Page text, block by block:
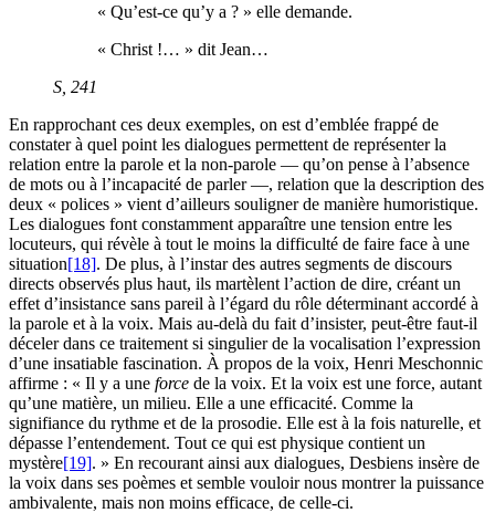
« Qu’est-ce qu’y a ? » elle demande.
« Christ !… » dit Jean…
S , 241
En rapprochant ces deux exemples, on est d’emblée frappé de
constater à quel point les dialogues permettent de représenter la
relation entre la parole et la non-parole — qu’on pense à l’absence
de mots ou à l’incapacité de parler —, relation que la description des
deux « polices » vient d’ailleurs souligner de manière humoristique.
Les dialogues font constamment apparaître une tension entre les
locuteurs, qui révèle à tout le moins la difficulté de faire face à une
situation[18]. De plus, à l’instar des autres segments de discours
directs observés plus haut, ils martèlent l’action de dire, créant un
effet d’insistance sans pareil à l’égard du rôle déterminant accordé à
la parole et à la voix. Mais au-delà du fait d’insister, peut-être faut-il
déceler dans ce traitement si singulier de la vocalisation l’expression
d’une insatiable fascination. À propos de la voix, Henri Meschonnic
affirme : « Il y a une force de la voix. Et la voix est une force, autant
qu’une matière, un milieu. Elle a une efficacité. Comme la
signifiance du rythme et de la prosodie. Elle est à la fois naturelle, et
dépasse l’entendement. Tout ce qui est physique contient un
mystère[19]. » En recourant ainsi aux dialogues, Desbiens insère de
la voix dans ses poèmes et semble vouloir nous montrer la puissance
ambivalente, mais non moins efficace, de celle-ci.